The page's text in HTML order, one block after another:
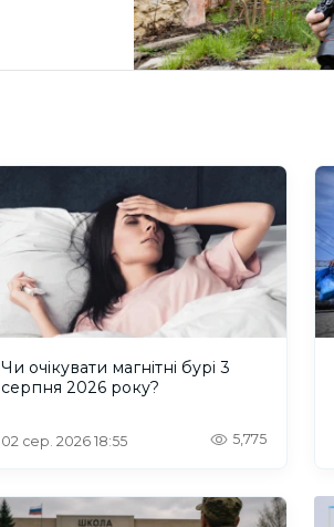
Чи очікувати магнітні бурі 3
серпня 2026 року?
02 сер. 2026 18:55 5,775